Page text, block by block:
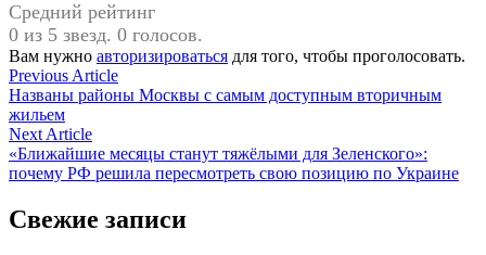
Средний рейтинг
0 из 5 звезд. 0 голосов.
Вам нужно авторизироваться для того, чтобы проголосовать.
Навигация
по
записям
Previous ArticlePrevious
article:
Названы районы Москвы с самым доступным вторичным
жильем
Next ArticleNext
article:
«Ближайшие месяцы станут тяжёлыми для Зеленского»:
почему РФ решила пересмотреть свою позицию по Украине
Свежие записи